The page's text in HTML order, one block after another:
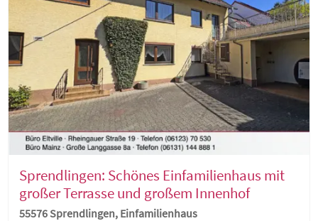
Sprendlingen: Schönes Einfamilienhaus mit
großer Terrasse und großem Innenhof
55576 Sprendlingen, Einfamilienhaus